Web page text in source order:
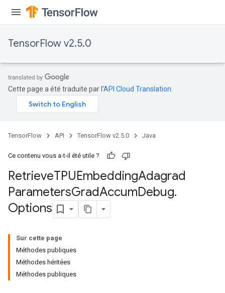
TensorFlow v2.5.0
Cette page a été traduite par l'API Cloud Translation
TensorFlow API TensorFlow v2.5.0 Java
Ce contenu vous a-t-il été utile ?
RetrieveTPUEmbeddingAdagrad
ParametersGradAccumDebug.
Options
Sur cette page
Méthodes publiques
Méthodes héritées
Méthodes publiques